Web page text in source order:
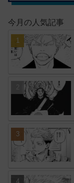
今月の人気記事